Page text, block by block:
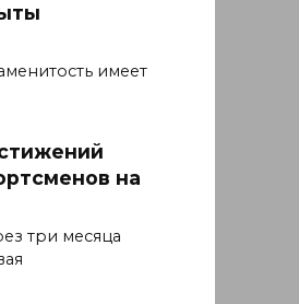
имеет
на
три месяца